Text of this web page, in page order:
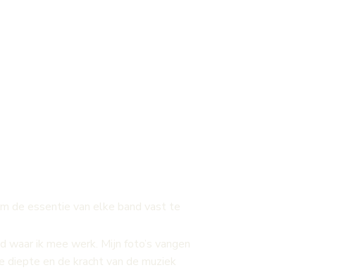
de essentie van elke band vast te
ik mee werk. Mijn foto’s vangen
en de kracht van de muziek